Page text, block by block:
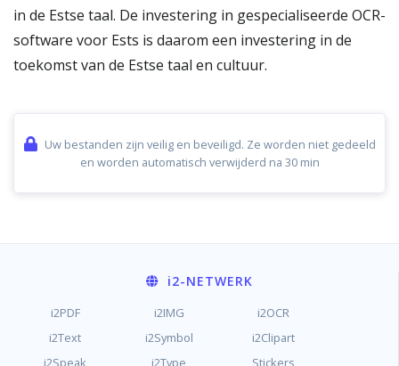
in de Estse taal. De investering in gespecialiseerde OCR-
software voor Ests is daarom een investering in de
toekomst van de Estse taal en cultuur.
Uw bestanden zijn veilig en beveiligd. Ze worden niet gedeeld
en worden automatisch verwijderd na 30 min
i2-NETWERK
i2PDF i2IMG
i2OCR
i2Text
i2Symbol
i2Clipart
i2Speak
i2Type Stickers